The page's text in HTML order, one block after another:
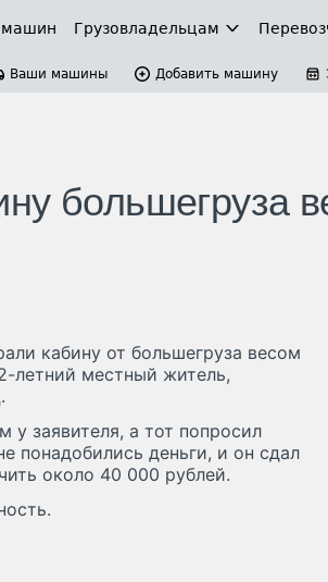
машин Грузовладельцам
Ваши машины Добавить машину
большегруза
кабину от большегруза весом
летний местный житель,
у заявителя, а тот попросил
понадобились деньги, и он сдал
около 40 000 рублей.